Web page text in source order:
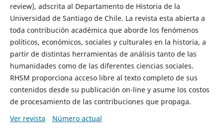
review), adscrita al Departamento de Historia de la
Universidad de Santiago de Chile. La revista esta abierta a
toda contribución académica que aborde los fenómenos
políticos, económicos, sociales y culturales en la historia, a
partir de distintas herramientas de análisis tanto de las
humanidades como de las diferentes ciencias sociales.
RHSM proporciona acceso libre al texto completo de sus
contenidos desde su publicación on-line y asume los costos
de procesamiento de las contribuciones que propaga.
Ver revista
Número actual